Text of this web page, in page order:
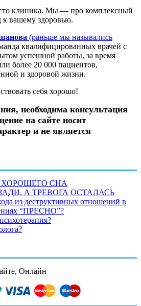
клиника. Мы — про комплексный
вашему здоровью.
(раньше мы назывались
квалифицированных врачей с
успешной работы, за время
более 20 000 пациентов,
и здоровой жизни.
себя хорошо!
необходима консультация
на сайте носит
и не является
ХОРОШЕГО СНА
А ТРЕВОГА ОСТАЛАСЬ
из деструктивных отношений в
“ПРЕСНО”?
Онлайн